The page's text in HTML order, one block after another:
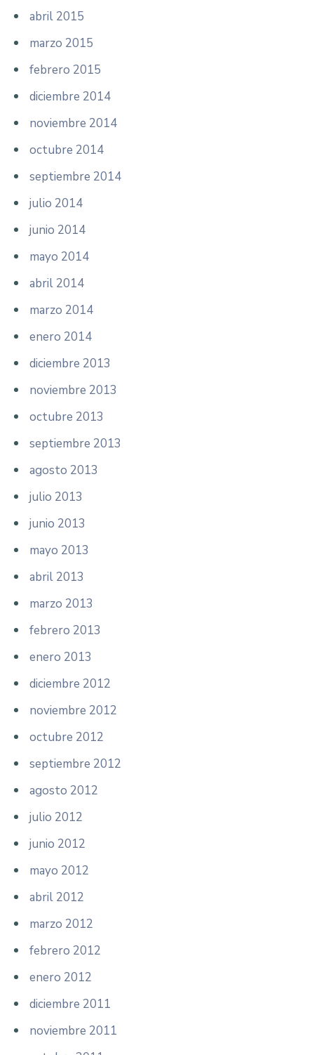
abril 2015
marzo 2015
febrero 2015
diciembre 2014
noviembre 2014
octubre 2014
septiembre 2014
julio 2014
junio 2014
mayo 2014
abril 2014
marzo 2014
enero 2014
diciembre 2013
noviembre 2013
octubre 2013
septiembre 2013
agosto 2013
julio 2013
junio 2013
mayo 2013
abril 2013
marzo 2013
febrero 2013
enero 2013
diciembre 2012
noviembre 2012
octubre 2012
septiembre 2012
agosto 2012
julio 2012
junio 2012
mayo 2012
abril 2012
marzo 2012
febrero 2012
enero 2012
diciembre 2011
noviembre 2011